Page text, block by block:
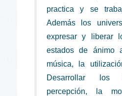
practica y se
Además los
expresar y liberar
estados de ánimo
música, la
Desarrollar los
percepción, la